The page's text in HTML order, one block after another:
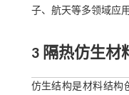
子、航天等多领域应
3 隔热仿生材
仿生结构是材料结构